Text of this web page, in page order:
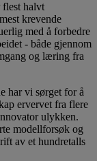
flest halvt
krevende
med å forbedre
- både gjennom
og læring fra
har vi sørget for å
ervervet fra flere
ulykken.
modellforsøk og
av et hundretalls